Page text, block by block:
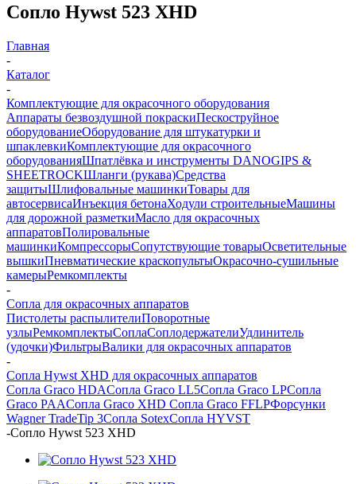
Сопло Hywst 523 XHD
Главная
-
Каталог
-
Комплектующие для окрасочного оборудования
Аппараты безвоздушной покраскиПескоструйное
оборудованиеОборудование для штукатурки и
шпаклевкиКомплектующие для окрасочного
оборудованияШпатлёвка и инструменты DANOGIPS &
SHEETROCKШланги (рукава)Средства
защитыШлифовальные машинкиТовары для
автосервисаИнъекция бетонаХодули строительныеМашины
для дорожной разметкиМасло для окрасочных
аппаратовПолировальные
машинкиКомпрессорыСопутствующие товарыОсветительные
вышкиПневматические краскопультыОкрасочно-сушильные
камерыРемкомплекты
-
Сопла для окрасочных аппаратов
Пистолеты распылителиПоворотные
узлыРемкомплектыСоплаСоплодержателиУдлинитель
(удочки)ФильтрыВалики для окрасочных аппаратов
-
Сопла Hywst XHD для окрасочных аппаратов
Сопла Graco HDAСопла Graco LL5Сопла Graco LPСопла
Graco PAAСопла Graco XHD Сопла Graco FFLPФорсунки
Wagner TradeTip 3Сопла SotexСопла HYVST
-Сопло Hywst 523 XHD